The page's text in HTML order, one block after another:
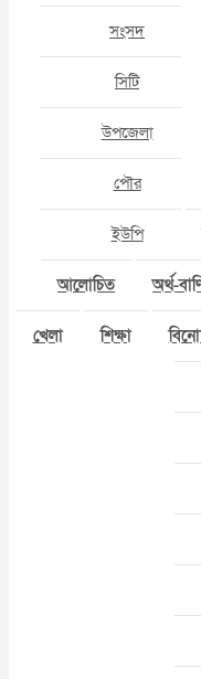
সংসদ
সিটি
উপজেলা
পৌর
ইউপি
আলোচিত অর্থ-
খেলা শিক্ষা